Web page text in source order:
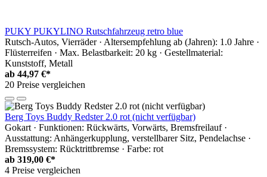
PUKY PUKYLINO Rutschfahrzeug retro blue
Rutsch-Autos, Vierräder · Altersempfehlung ab (Jahren): 1.0 Jahre ·
Flüsterreifen · Max. Belastbarkeit: 20 kg · Gestellmaterial:
Kunststoff, Metall
ab 44,97 €*
20 Preise vergleichen
Berg Toys Buddy Redster 2.0 rot (nicht verfügbar)
Gokart · Funktionen: Rückwärts, Vorwärts, Bremsfreilauf ·
Ausstattung: Anhängerkupplung, verstellbarer Sitz, Pendelachse ·
Bremssystem: Rücktrittbremse · Farbe: rot
ab 319,00 €*
4 Preise vergleichen